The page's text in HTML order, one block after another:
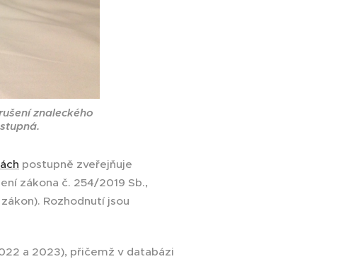
znaleckého
postupně zveřejňuje
zákona č. 254/2019 Sb.,
Rozhodnutí jsou
a 2023), přičemž v databázi